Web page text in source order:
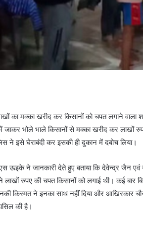
का मक्का खरीद कर किसानों को चपत लगाने
में जाकर भोले भाले किसानों से मक्का खरीद कर लाखों
ने इसे घेराबंदी कर इसकी ही दुकान में दबोच लिया।
ऊइके ने जानकारी देते हुए बताया कि देवेन्द्र जैन एवं
लाखों रुपए की चपत किसानों को लगाई थी। कई
किस्मत ने इनका साथ नहीं दिया और आखिरकार
की है।